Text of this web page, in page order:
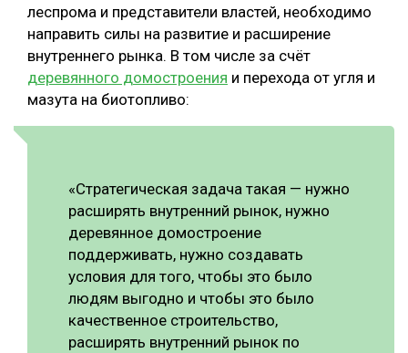
леспрома и представители властей, необходимо
направить силы на развитие и расширение
внутреннего рынка. В том числе за счёт
деревянного домостроения и перехода от угля и
мазута на биотопливо:
«Стратегическая задача такая — нужно
расширять внутренний рынок, нужно
деревянное домостроение
поддерживать, нужно создавать
условия для того, чтобы это было
людям выгодно и чтобы это было
качественное строительство,
расширять внутренний рынок по